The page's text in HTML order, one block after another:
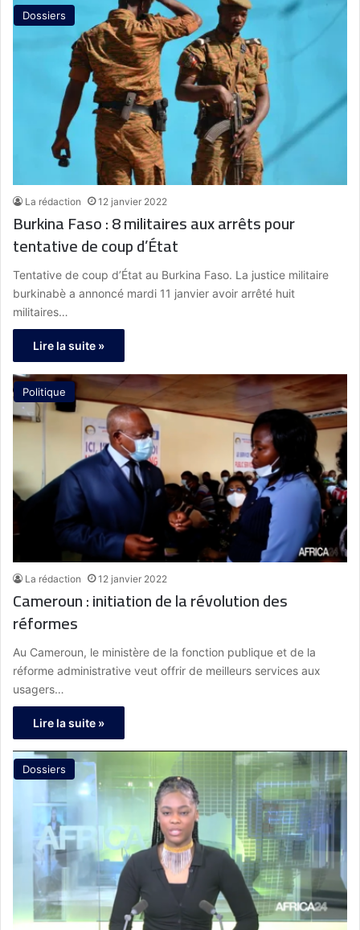
Dossiers
La rédaction 12 janvier 2022
Burkina Faso : 8 militaires aux arrêts pour
tentative de coup d’État
Tentative de coup d’État au Burkina Faso. La justice militaire
burkinabè a annoncé mardi 11 janvier avoir arrêté huit
militaires…
Lire la suite »
Politique
La rédaction 12 janvier 2022
Cameroun : initiation de la révolution des
réformes
Au Cameroun, le ministère de la fonction publique et de la
réforme administrative veut offrir de meilleurs services aux
usagers…
Lire la suite »
Dossiers